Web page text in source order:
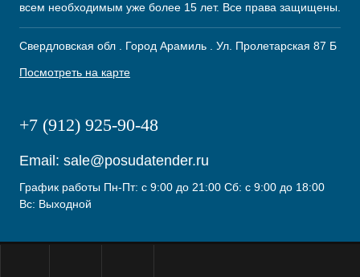
всем необходимым уже более 15 лет. Все права защищены.
Свердловская обл . Город Арамиль . Ул. Пролетарская 87 Б
Посмотреть на карте
+7 (912) 925-90-48
Email: sale@posudatender.ru
График работы Пн-Пт: с 9:00 до 21:00 Сб: с 9:00 до 18:00
Вс: Выходной